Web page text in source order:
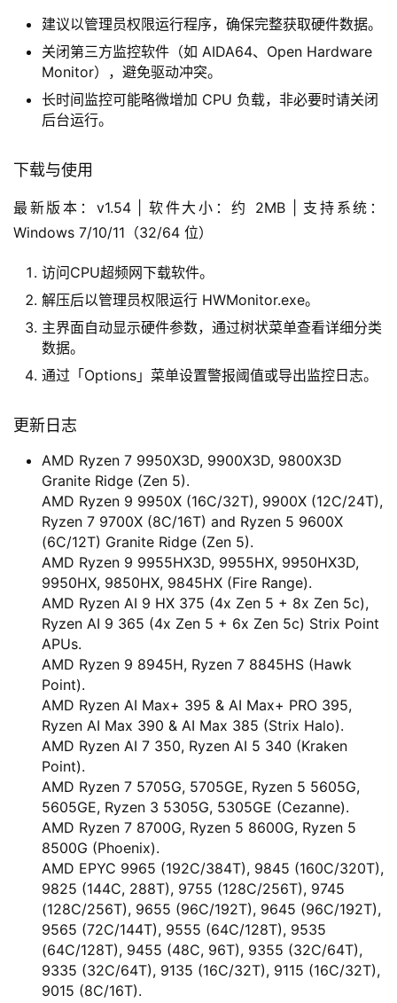
建议以管理员权限运行程序，确保完整获取硬件数据。
关闭第三方监控软件（如 AIDA64、Open Hardware
Monitor），避免驱动冲突。
长时间监控可能略微增加 CPU 负载，非必要时请关闭
后台运行。
下载与使用
最新版本：v1.54 | 软件大小：约 2MB | 支持系统：
Windows 7/10/11（32/64 位）
访问CPU超频网下载软件。
解压后以管理员权限运行 HWMonitor.exe。
主界面自动显示硬件参数，通过树状菜单查看详细分类
数据。
通过「Options」菜单设置警报阈值或导出监控日志。
更新日志
AMD Ryzen 7 9950X3D, 9900X3D, 9800X3D
Granite Ridge (Zen 5).
AMD Ryzen 9 9950X (16C/32T), 9900X (12C/24T),
Ryzen 7 9700X (8C/16T) and Ryzen 5 9600X
(6C/12T) Granite Ridge (Zen 5).
AMD Ryzen 9 9955HX3D, 9955HX, 9950HX3D,
9950HX, 9850HX, 9845HX (Fire Range).
AMD Ryzen AI 9 HX 375 (4x Zen 5 + 8x Zen 5c),
Ryzen AI 9 365 (4x Zen 5 + 6x Zen 5c) Strix Point
APUs.
AMD Ryzen 9 8945H, Ryzen 7 8845HS (Hawk
Point).
AMD Ryzen AI Max+ 395 & AI Max+ PRO 395,
Ryzen AI Max 390 & AI Max 385 (Strix Halo).
AMD Ryzen AI 7 350, Ryzen AI 5 340 (Kraken
Point).
AMD Ryzen 7 5705G, 5705GE, Ryzen 5 5605G,
5605GE, Ryzen 3 5305G, 5305GE (Cezanne).
AMD Ryzen 7 8700G, Ryzen 5 8600G, Ryzen 5
8500G (Phoenix).
AMD EPYC 9965 (192C/384T), 9845 (160C/320T),
9825 (144C, 288T), 9755 (128C/256T), 9745
(128C/256T), 9655 (96C/192T), 9645 (96C/192T),
9565 (72C/144T), 9555 (64C/128T), 9535
(64C/128T), 9455 (48C, 96T), 9355 (32C/64T),
9335 (32C/64T), 9135 (16C/32T), 9115 (16C/32T),
9015 (8C/16T).